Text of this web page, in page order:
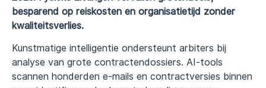
besparend op reiskosten en organisatietijd zonder
kwaliteitsverlies.
Kunstmatige intelligentie ondersteunt arbiters bij
analyse van grote contractendossiers. AI-tools
scannen honderden e-mails en contractversies binnen